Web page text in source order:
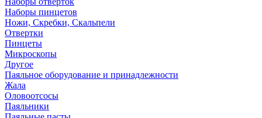
Наборы пинцетов
Ножи, Скребки, Скальпели
Отвертки
Пинцеты
Микроскопы
Другое
Паяльное оборудование и принадлежности
Жала
Оловоотсосы
Паяльники